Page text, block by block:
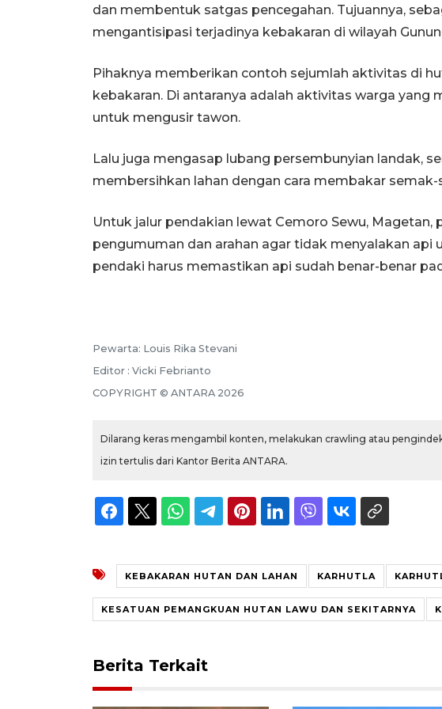
dan membentuk satgas pencegahan. Tujuannya,
mengantisipasi terjadinya kebakaran di wilayah
‎Pihaknya memberikan contoh sejumlah aktivitas di
kebakaran. Di antaranya adalah aktivitas warga yang
untuk mengusir tawon.
Lalu juga mengasap lubang persembunyian landak,
membersihkan lahan dengan cara membakar semak-
‎Untuk jalur pendakian lewat Cemoro Sewu,
pengumuman dan arahan agar tidak menyalakan api
pendaki harus memastikan api sudah benar-benar
Pewarta: Louis Rika Stevani
Editor : Vicki Febrianto
COPYRIGHT © ANTARA 2026
Dilarang keras mengambil konten, melakukan crawling atau
izin tertulis dari Kantor Berita ANTARA.
KEBAKARAN HUTAN DAN LAHAN KARHUTLA
KESATUAN PEMANGKUAN HUTAN LAWU DAN SEKITARNYA
Berita Terkait